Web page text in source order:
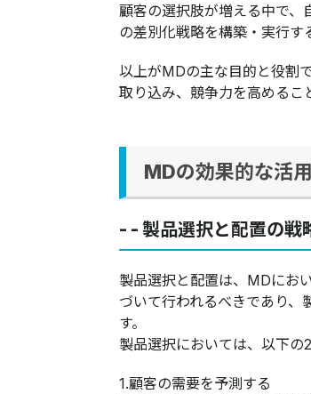
顧客の選択肢が増える中で
の差別化戦略を構築・実行す
以上がMDの主な目的と役割
取り込み、競争力を高めるこ
MDの効果的な活
- - 製品選択と配置の戦
製品選択と配置は、MDにお
づいて行われるべきであり、
す。
製品選択においては、以下の
1.顧客の需要を予測する